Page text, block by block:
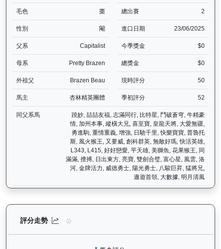
毛色 棗 總出賽 2
性別 閹 進口日期 23/06/2025
父系 Capitalist 今季獎金 $0
母系 Pretty Brazen 總獎金 $0
外祖父 Brazen Beau 現時評分 50
馬主 杏林精英團體 季初評分 52
同父系馬
蹺妙, 喆喆友福, 志滿同行, 比特星, 鬥破蒼穹, 牛精豪
情, 加州本事, 縱橫大兄, 喜至寶, 皇龍天將, 大愛無疆,
勇進駒, 重情重義, 增強, 日馳千里, 快樂寶寶, 普魯托
斯, 風火猴王, 又要威, 創科群英, 無敵好瑪, 快活英雄,
L343, L415, 好好戀愛, 平天雄, 美獅魚, 花果猴王, 同
滿滿, 擅搏, 日出東方, 亮寶, 雙劍合璧, 富心星, 風雲, 洛
河, 金牌活力, 威德勇士, 陽光勇士, 八駿巨昇, 猛將兄,
遨遊首領, 大數據, 明月清風
評分走勢 大宗師（K578）— 評分走勢圖表：追蹤香港